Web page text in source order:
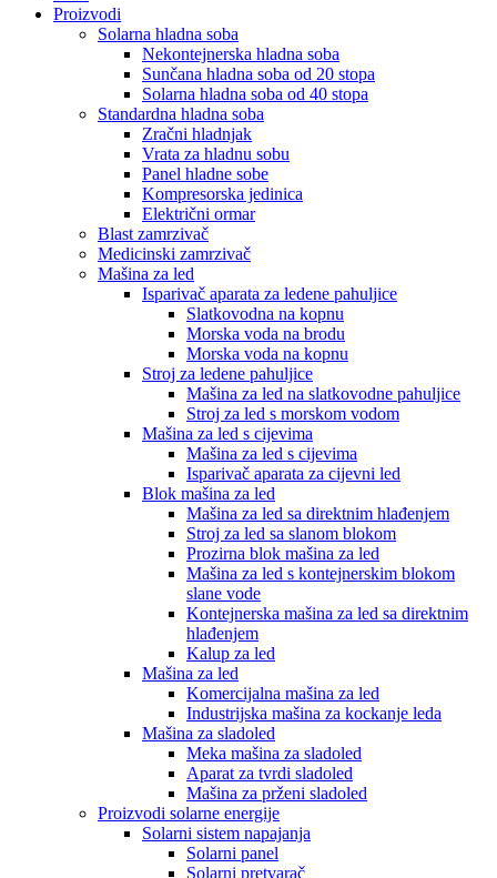
Proizvodi
Solarna hladna soba
Nekontejnerska hladna soba
Sunčana hladna soba od 20 stopa
Solarna hladna soba od 40 stopa
Standardna hladna soba
Zračni hladnjak
Vrata za hladnu sobu
Panel hladne sobe
Kompresorska jedinica
Električni ormar
Blast zamrzivač
Medicinski zamrzivač
Mašina za led
Isparivač aparata za ledene pahuljice
Slatkovodna na kopnu
Morska voda na brodu
Morska voda na kopnu
Stroj za ledene pahuljice
Mašina za led na slatkovodne pahuljice
Stroj za led s morskom vodom
Mašina za led s cijevima
Mašina za led s cijevima
Isparivač aparata za cijevni led
Blok mašina za led
Mašina za led sa direktnim hlađenjem
Stroj za led sa slanom blokom
Prozirna blok mašina za led
Mašina za led s kontejnerskim blokom
slane vode
Kontejnerska mašina za led sa direktnim
hlađenjem
Kalup za led
Mašina za led
Komercijalna mašina za led
Industrijska mašina za kockanje leda
Mašina za sladoled
Meka mašina za sladoled
Aparat za tvrdi sladoled
Mašina za prženi sladoled
Proizvodi solarne energije
Solarni sistem napajanja
Solarni panel
Solarni pretvarač